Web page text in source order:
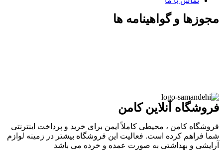
مجوزها و گواهینامه ها
فروشگاه آنلاین کامن
فروشگاه کامن ، محیطی کاملاً ایمن برای خرید و پرداخت اینترنتی
شما فراهم کرده است. فعالیت این فروشگاه بیشتر در زمینه لوازم
آرایشی و بهداشتی به صورت عمده و خرده می باشد